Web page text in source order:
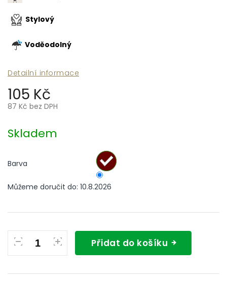
105 Kč
87 Kč bez DPH
cena:
Skladem
Barva
Můžeme doručit do: 10.8.2026
Přidat do košíku
Stylový
Voděodolný
Detailní informace